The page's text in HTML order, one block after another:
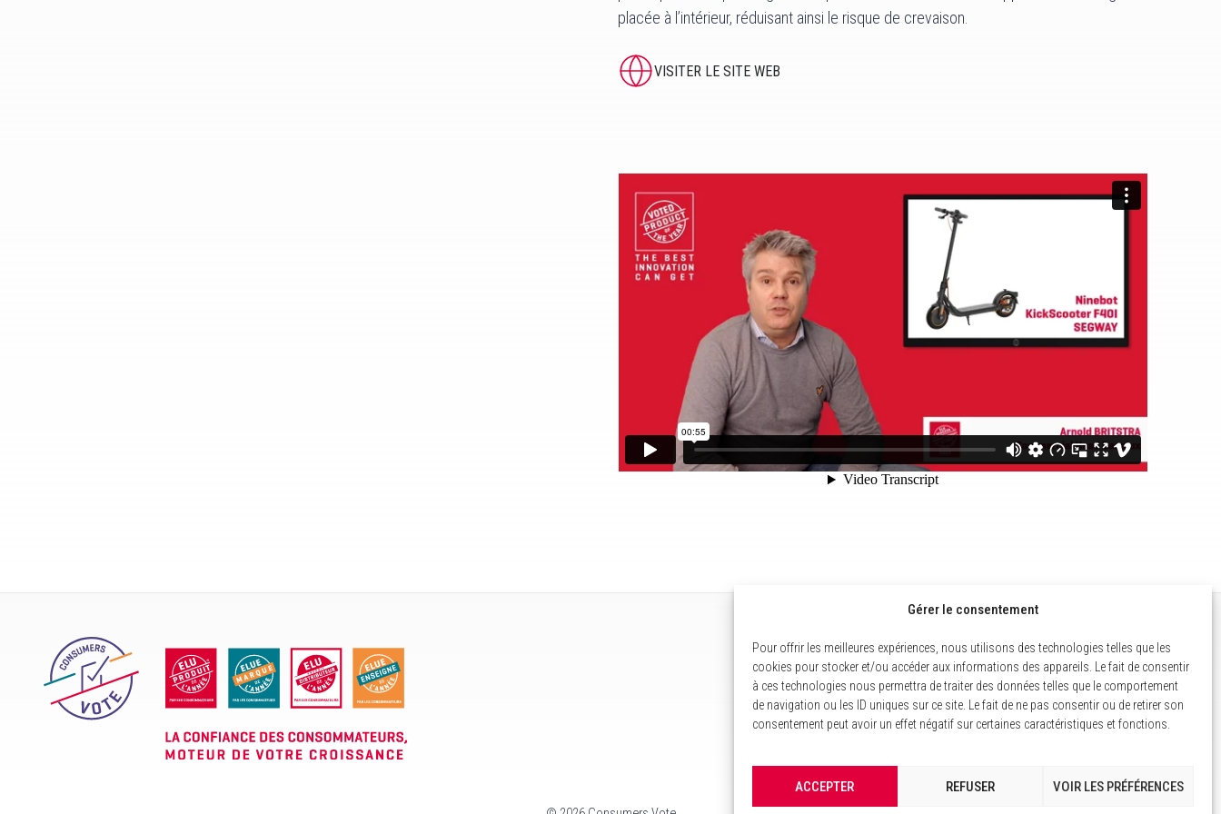
Gérer le consentement
Pour offrir les meilleures expériences, nous utilisons des technologies telles que les
cookies pour stocker et/ou accéder aux informations des appareils. Le fait de consentir
à ces technologies nous permettra de traiter des données telles que le comportement
de navigation ou les ID uniques sur ce site. Le fait de ne pas consentir ou de retirer son
consentement peut avoir un effet négatif sur certaines caractéristiques et fonctions.
ACCEPTER REFUSER VOIR LES PRÉFÉRENCES
placée à l’intérieur, réduisant ainsi le risque de crevaison.
VISITER LE SITE WEB
MENTIONS LÉGALES
POLITIQUE DES COOKIES
GESTION DES COOKIES